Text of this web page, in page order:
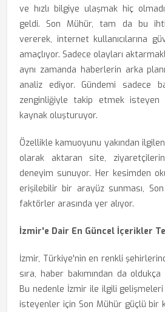
ve hızlı bilgiye ulaşmak hiç
geldi. Son Mühür, tam da bu
vererek, internet kullanıcılarına
amaçlıyor. Sadece olayları
aynı zamanda haberlerin arka
analiz ediyor. Gündemi sadece
zenginliğiyle takip etmek
kaynak oluşturuyor.
Özellikle kamuoyunu yakından
olarak aktaran site,
deneyim sunuyor. Her kesimden
erişilebilir bir arayüz sunması, Son
faktörler arasında yer alıyor.
İzmir'e Dair En Güncel İçerikler
İzmir, Türkiye'nin en renkli
sıra, haber bakımından da
Bu nedenle İzmir ile ilgili
isteyenler için Son Mühür güçlü bir